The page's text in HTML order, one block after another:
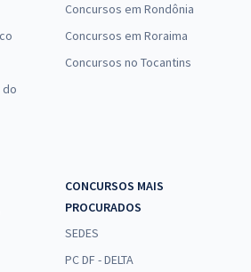
do
Concursos em Rondônia
Concursos em Roraima
Concursos no Tocantins
CONCURSOS MAIS
PROCURADOS
SEDES
PC DF - DELTA